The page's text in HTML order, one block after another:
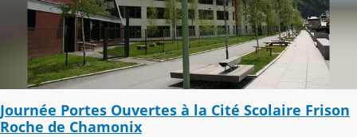
Journée Portes Ouvertes à la Cité Scolaire Frison
Roche de Chamonix